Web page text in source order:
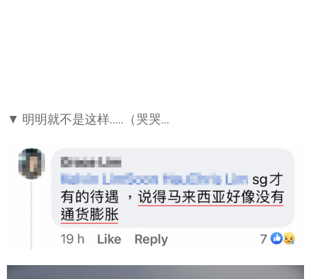
▼ 明明就不是这样…..（哭哭…